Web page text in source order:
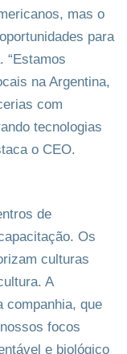
mas o
para
“Estamos
na Argentina,
com
tecnologias
o CEO.
de
Os
culturas
A
companhia, que
focos
e biológico